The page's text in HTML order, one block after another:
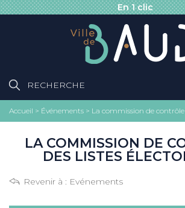
En 1 clic
RECHERCHE
Accueil > Événements > La commission de contrôle
LA COMMISSION DE
DES LISTES
Revenir à : Evénements